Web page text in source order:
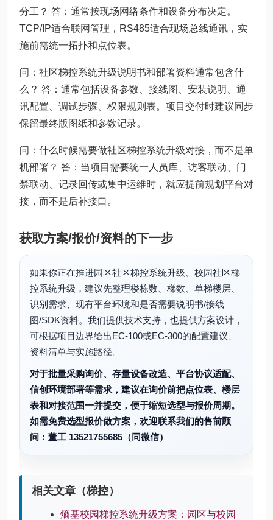
分工？ 答：通常按现场网络条件和设备分布决定。
TCP/IP适合联网管理，RS485适合现场总线通讯，实
施前需统一拓扑和点位表。
问：社区梯控系统升级说明书和部署资料通常包含什
么？ 答：通常包括设备参数、接线图、安装说明、通
讯配置、调试步骤、权限规则表。项目交付时建议同步
保留最终版图纸和参数记录。
问：什么时候需要做社区梯控系统升级对接，而不是单
机部署？ 答：当项目需要统一人员库、访客联动、门
禁联动、记录回传或集中运维时，就应提前规划平台对
接，而不是后补接口。
获取方案/报价/资料的下一步
如果你正在推进园区社区梯控系统升级、校园社区梯
控系统升级，建议先整理楼栋数、梯数、单梯楼层、
识别需求、现有平台环境和是否需要说明书/接线
图/SDK资料。我们提供技术支持，也提供方案设计，
可根据项目边界给出EC-100或EC-300的配置建议、
资料清单与实施路径。
对于批量采购询价、存量设备改造、平台协议适配、
信创环境部署等需求，建议在询价前把点位表、楼层
表和对接范围一并提交，便于缩短选型与报价周期。
如需免费选型报价做方案，欢迎联系我们的售前顾
问：董工 13521755685（同微信）
相关文章（梯控）
熵基校园梯控系统升级方案：园区与校园